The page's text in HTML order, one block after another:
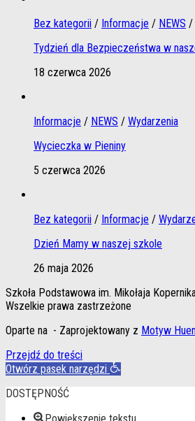
Bez kategorii / Informacje / NEWS /
Tydzień dla Bezpieczeństwa w
18 czerwca 2026
Informacje / NEWS / Wydarzenia
Wycieczka w Pieniny
5 czerwca 2026
Bez kategorii / Informacje /
Dzień Mamy w naszej szkole
26 maja 2026
Szkoła Podstawowa im. Mikołaja
Wszelkie prawa zastrzeżone
Oparte na - Zaprojektowany z Motyw
Przejdź do treści
Otwórz pasek narzędzi
DOSTĘPNOŚĆ